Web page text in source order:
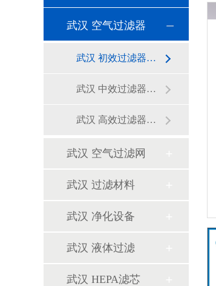
武汉 空气过滤器
武汉 初效过滤器系列
武汉 中效过滤器系列
武汉 高效过滤器系列
武汉 空气过滤网
武汉 过滤材料
武汉 净化设备
武汉 液体过滤
武汉 HEPA滤芯